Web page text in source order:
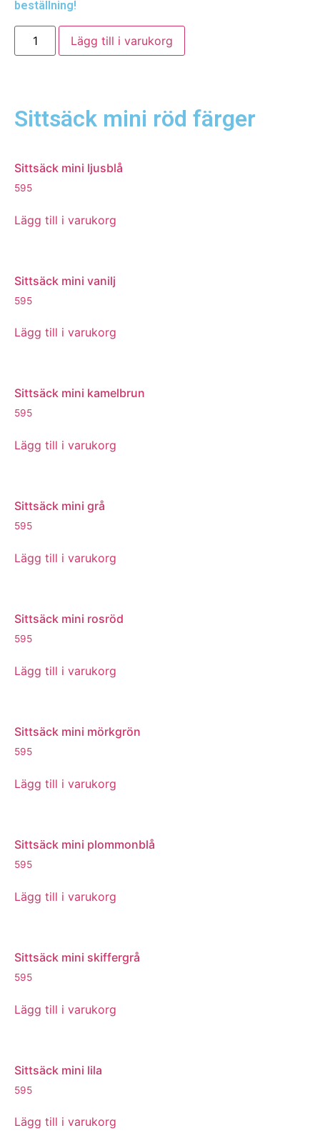
beställning!
Lägg till i varukorg
Sittsäck mini röd färger
Sittsäck mini ljusblå
595
Lägg till i varukorg
Sittsäck mini vanilj
595
Lägg till i varukorg
Sittsäck mini kamelbrun
595
Lägg till i varukorg
Sittsäck mini grå
595
Lägg till i varukorg
Sittsäck mini rosröd
595
Lägg till i varukorg
Sittsäck mini mörkgrön
595
Lägg till i varukorg
Sittsäck mini plommonblå
595
Lägg till i varukorg
Sittsäck mini skiffergrå
595
Lägg till i varukorg
Sittsäck mini lila
595
Lägg till i varukorg